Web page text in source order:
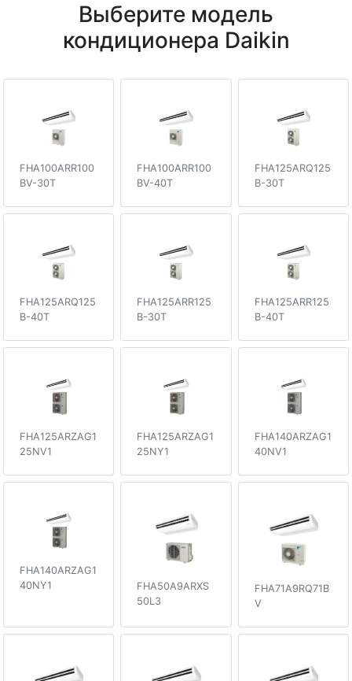
Выберите модель
кондиционера Daikin
FHA100ARR100
BV-30T
FHA100ARR100
BV-40T
FHA125ARQ125
B-30T
FHA125ARQ125
B-40T
FHA125ARR125
B-30T
FHA125ARR125
B-40T
FHA125ARZAG1
25NV1
FHA125ARZAG1
25NY1
FHA140ARZAG1
40NV1
FHA140ARZAG1
40NY1
FHA50A9ARXS
50L3
FHA71A9RQ71B
V